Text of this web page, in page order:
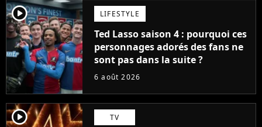
player2 LIFESTYLE
Ted Lasso saison 4 : pourquoi ces
personnages adorés des fans ne
sont pas dans la suite ?
6 août 2026
player2 TV